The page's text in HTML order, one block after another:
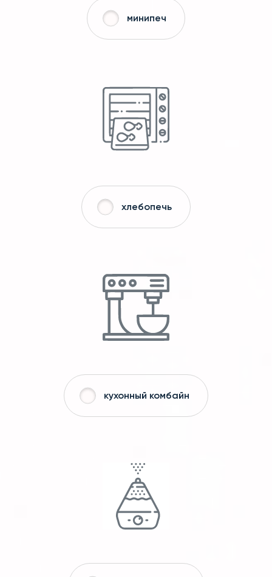
минипеч
хлебопечь
кухонный комбайн